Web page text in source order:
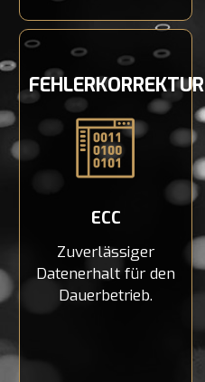
FEHLERKORREKTUR
ECC
Zuverlässiger
Datenerhalt für den
Dauerbetrieb.